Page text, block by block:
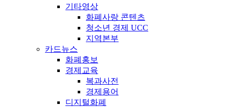
기타영상
화폐사랑 콘텐츠
청소년 경제 UCC
지역본부
카드뉴스
화폐홍보
경제교육
복과사전
경제용어
디지털화폐